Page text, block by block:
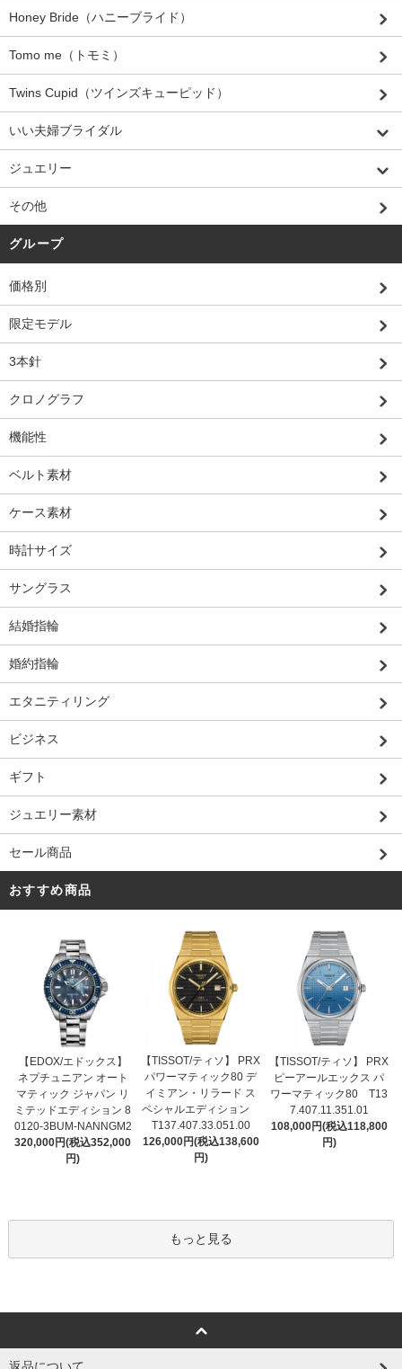
Honey Bride（ハニーブライド）
Tomo me（トモミ）
Twins Cupid（ツインズキューピッド）
いい夫婦ブライダル
ジュエリー
その他
グループ
価格別
限定モデル
3本針
クロノグラフ
機能性
ベルト素材
ケース素材
時計サイズ
サングラス
結婚指輪
婚約指輪
エタニティリング
ビジネス
ギフト
ジュエリー素材
セール商品
おすすめ商品
【EDOX/エドックス】
ネプチュニアン オート
マティック ジャパン リ
ミテッドエディション 8
0120-3BUM-NANNGM2
320,000円(税込352,000
円)
【TISSOT/ティソ】 PRX
パワーマティック80 デ
イミアン・リラード ス
ペシャルエディション
T137.407.33.051.00
126,000円(税込138,600
円)
【TISSOT/ティソ】 PRX
ピーアールエックス パ
ワーマティック80 T13
7.407.11.351.01
108,000円(税込118,800
円)
もっと見る